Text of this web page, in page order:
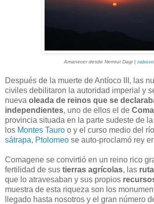
Amanecer desde Nemrut Dagi |
Después de la muerte de Antíoco III, las
civiles debilitaron la autoridad imperial y
nueva oleada de reinos que se
independientes, uno de ellos el de
provincia situada en la parte sudeste de
los Montes Tauro o y el curso medio del
sátrapa, Ptolomeo se auto-proclamó rey
Comagene se convirtió en un reino rico
fertilidad de sus tierras agrícolas, las
que lo atravesaban y sus propios
muestra de esta riqueza son los
llegado hasta nosotros y el gran número